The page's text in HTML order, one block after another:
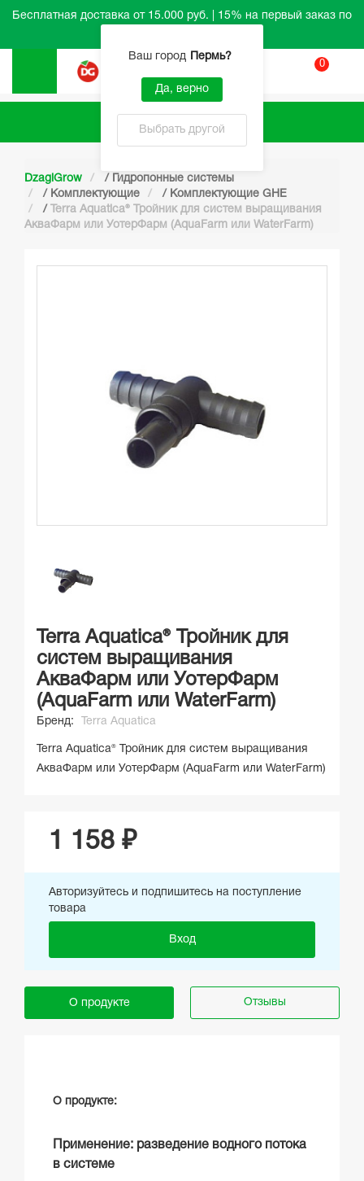
Бесплатная доставка от 15.000 руб. | 15% на первый заказ по
Ваш город Пермь?
Да, верно
Выбрать другой
0
Каталог
DzagiGrow / Гидропонные системы
/ Комплектующие / Комплектующие GHE
/
Terra Aquatica® Тройник для систем выращивания
АкваФарм или УотерФарм (AquaFarm или WaterFarm)
Terra Aquatica® Тройник для
систем выращивания
АкваФарм или УотерФарм
(AquaFarm или WaterFarm)
Бренд: Terra Aquatica
Terra Aquatica® Тройник для систем выращивания
АкваФарм или УотерФарм (AquaFarm или WaterFarm)
1 158 ₽
Авторизуйтесь и подпишитесь на поступление
товара
Вход
О продукте Отзывы
О продукте:
Применение: разведение водного потока
в системе